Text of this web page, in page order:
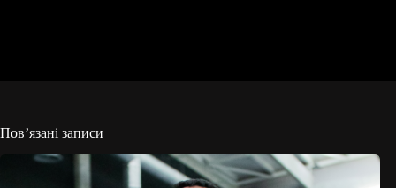
Пов’язані записи